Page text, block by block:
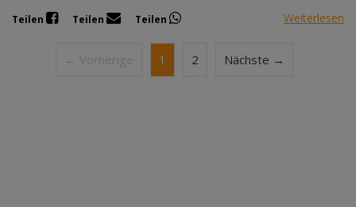
Teilen Teilen Teilen Weiterlesen
← Vorherige 1 2 Nächste →